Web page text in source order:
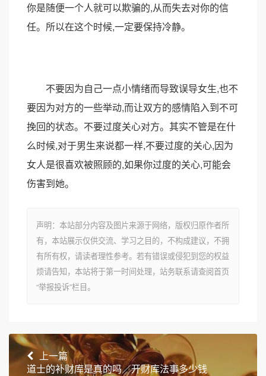
你是随便一个人就可以欺骗的,从而失去对你的信
任。所以在这个时候,一定要保持冷静。
不要因为自己一点小情绪而导致误导女生,也不
要因为对方的一些举动,而让双方的感情陷入到不可
挽回的状态。不要过度关心对方。其实不管是在什
么时候,对于男生来说都一样,不要过度的关心,因为
女人是很喜欢被照顾的,如果你过度的关心,可能会
伤害到她。
声明：本站部分内容及图片来源于网络，版权归原作者所
有，本站展示仅供交流、学习之目的，不构成建议，不拥
有所有权，请读者理性参考。若有错误或侵犯到您的权益
烦请告知，本站将于第一时间处理，站务联系请查阅首页
“举报投诉”栏目。
上一篇
道士的补财库是真的吗／开财库法事多少钱